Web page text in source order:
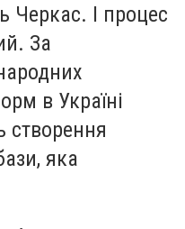
Черкас. І процес
За
в Україні
створення
яка